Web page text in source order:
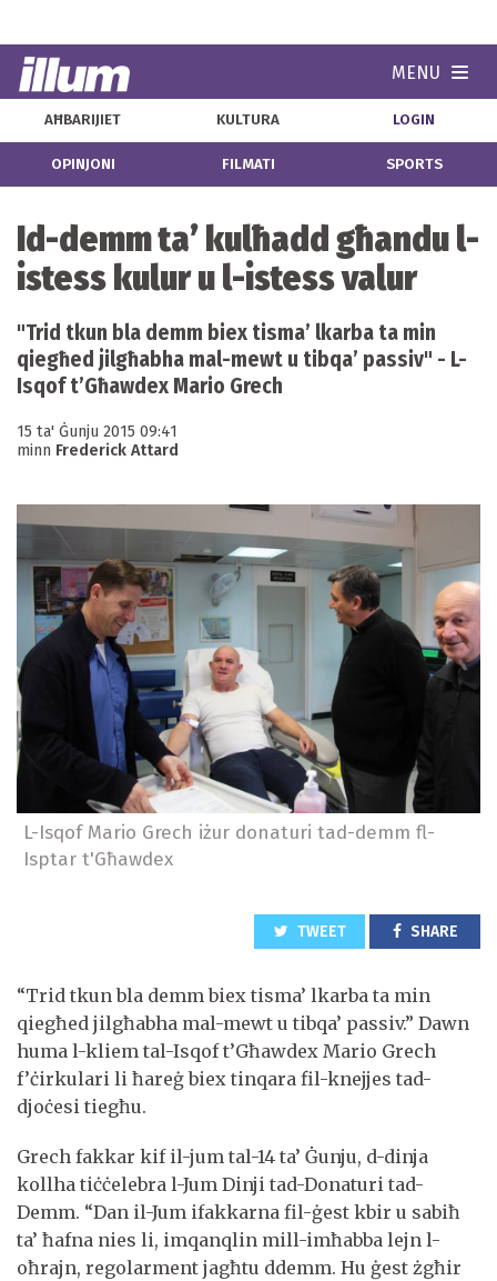
MENU
AĦBARIJIET KULTURA LOGIN
OPINJONI FILMATI SPORTS
Id-demm ta’ kulħadd għandu l-
istess kulur u l-istess valur
"Trid tkun bla demm biex tisma’ lkarba ta min
qiegħed jilgħabha mal-mewt u tibqa’ passiv" - L-
Isqof t’Għawdex Mario Grech
15 ta' Ġunju 2015 09:41
minn Frederick Attard
L-Isqof Mario Grech iżur donaturi tad-demm fl-
Isptar t'Għawdex
TWEET SHARE
“Trid tkun bla demm biex tisma’ lkarba ta min
qiegħed jilgħabha mal-mewt u tibqa’ passiv.” Dawn
huma l-kliem tal-Isqof t’Għawdex Mario Grech
f’ċirkulari li ħareġ biex tinqara fil-knejjes tad-
djoċesi tiegħu.
Grech fakkar kif il-jum tal-14 ta’ Ġunju, d-dinja
kollha tiċċelebra l-Jum Dinji tad-Donaturi tad-
Demm. “Dan il-Jum ifakkarna fil-ġest kbir u sabiħ
ta’ ħafna nies li, imqanqlin mill-imħabba lejn l-
oħrajn, regolarment jagħtu ddemm. Hu ġest żgħir